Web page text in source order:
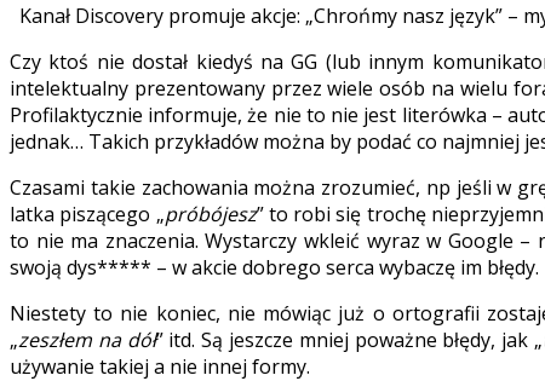
Kanał Discovery promuje akcje: „Chrońmy nasz język” –
Czy ktoś nie dostał kiedyś na GG (lub innym
intelektualny prezentowany przez wiele osób na wielu
Profilaktycznie informuje, że nie to nie jest literówka –
jednak… Takich przykładów można by podać co najmniej
Czasami takie zachowania można zrozumieć, np jeśli w
latka piszącego „próbójesz” to robi się trochę
to nie ma znaczenia. Wystarczy wkleić wyraz w Google
swoją dys***** – w akcie dobrego serca wybaczę im błędy.
Niestety to nie koniec, nie mówiąc już o ortografii
„zeszłem na dół” itd. Są jeszcze mniej poważne błędy, jak „
używanie takiej a nie innej formy.